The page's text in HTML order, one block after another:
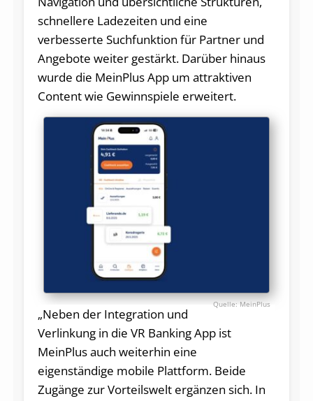
schnellere Ladezeiten und eine
verbesserte Suchfunktion für Partner und
Angebote weiter gestärkt. Darüber hinaus
wurde die MeinPlus App um attraktiven
Content wie Gewinnspiele erweitert.
MeinPlus
„Neben der Integration und
Verlinkung in die VR Banking App ist
MeinPlus auch weiterhin eine
eigenständige mobile Plattform. Beide
Zugänge zur Vorteilswelt ergänzen sich. In